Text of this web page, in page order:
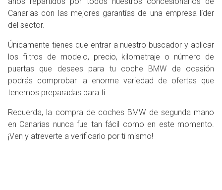
Canarias con las mejores garantías de una empresa líder
del sector.
Únicamente tienes que entrar a nuestro buscador y aplicar
los filtros de modelo, precio, kilometraje o número de
puertas que desees para tu coche BMW de ocasión
podrás comprobar la enorme variedad de ofertas que
tenemos preparadas para ti.
Recuerda, la compra de coches BMW de segunda mano
en Canarias nunca fue tan fácil como en este momento.
¡Ven y atreverte a verificarlo por ti mismo!